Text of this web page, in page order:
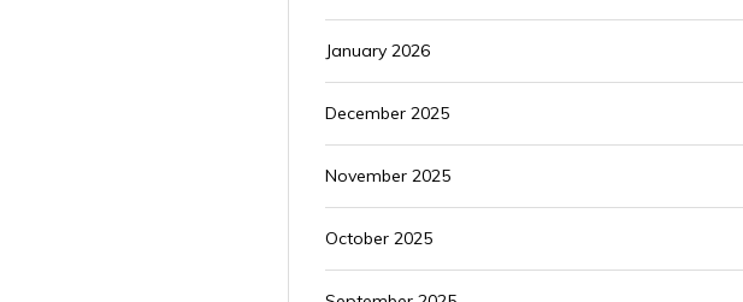
January 2026
December 2025
November 2025
October 2025